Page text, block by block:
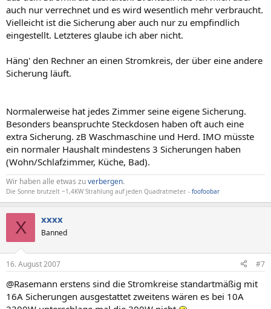
auch nur verrechnet und es wird wesentlich mehr verbraucht.
Vielleicht ist die Sicherung aber auch nur zu empfindlich
eingestellt. Letzteres glaube ich aber nicht.
Häng' den Rechner an einen Stromkreis, der über eine andere
Sicherung läuft.
Normalerweise hat jedes Zimmer seine eigene Sicherung.
Besonders beanspruchte Steckdosen haben oft auch eine
extra Sicherung. zB Waschmaschine und Herd. IMO müsste
ein normaler Haushalt mindestens 3 Sicherungen haben
(Wohn/Schlafzimmer, Küche, Bad).
Wir haben alle etwas zuverbergen.
Die Sonne brutzelt ~1,4KW Strahlung auf jeden Quadratmeter. - foofoobar
X xxxx
Banned
16. August 2007 #7
@Rasemann erstens sind die Stromkreise standartmäßig mit
16A Sicherungen ausgestattet zweitens wären es bei 10A